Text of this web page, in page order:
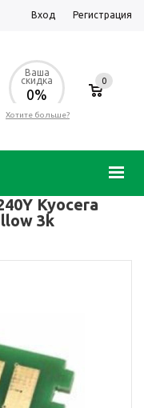
Вход Регистрация
Ваша
скидка
0%
Хотите больше?
0
Kyocera
3k